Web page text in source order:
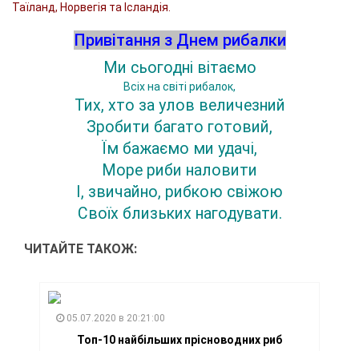
Таїланд, Норвегія та Ісландія.
Привітання з Днем рибалки
Ми сьогодні вітаємо
Всіх на світі рибалок,
Тих, хто за улов величезний
Зробити багато готовий,
Їм бажаємо ми удачі,
Море риби наловити
І, звичайно, рибкою свіжою
Своїх близьких нагодувати.
ЧИТАЙТЕ ТАКОЖ:
05.07.2020 в 20:21:00
Топ-10 найбільших прісноводних риб